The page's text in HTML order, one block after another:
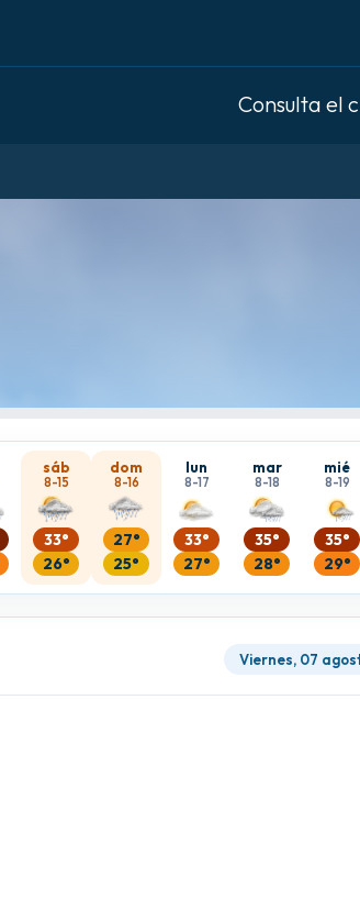
Consulta el
sáb
8-15
33°
26°
dom
8-16
27°
25°
lun
8-17
33°
27°
mar
8-18
35°
28°
mié
8-19
35°
29°
Viernes, 07